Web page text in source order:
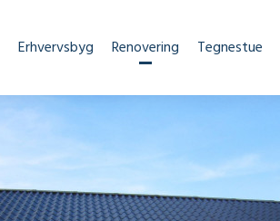
Erhvervsbyg Renovering Tegnestue